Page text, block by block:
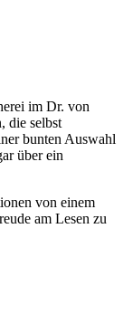
im Dr. von
die selbst
bunten Auswahl
über ein
von einem
am Lesen zu